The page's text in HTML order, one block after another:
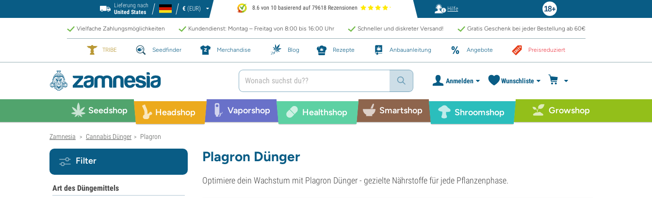
Lieferung nach
United States
€ (EUR) 8.6 von 10 basierend auf 79618 Rezensionen Hilfe
Vielfache Zahlungsmöglichkeiten Kundendienst: Montag – Freitag von 8:00 bis 16:00 Uhr Schneller und diskreter Versand! Gratis Geschenk bei jeder Bestellung ab 60€
TRIBE Seedfinder Merchandise Blog Rezepte Anbauanleitung Angebote Preisreduziert
Anmelden Wunschliste
Seedshop Headshop Vaporshop Healthshop Smartshop Shroomshop Growshop
Zamnesia > Cannabis Dünger > Plagron
Plagron Dünger
Optimiere dein Wachstum mit Plagron Dünger - gezielte Nährstoffe für jede Pflanzenphase.
Filter
Art des Düngemittels